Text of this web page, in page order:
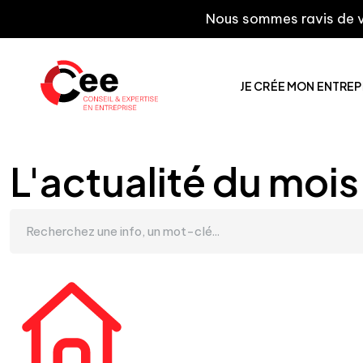
Nous sommes ravis de vous
JE CRÉE MON
L'actualité du mois